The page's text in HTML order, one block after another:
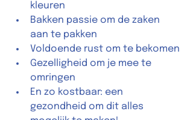
kleuren
Bakken passie om de zaken
aan te pakken
Voldoende rust om te bekomen
Gezelligheid om je mee te
omringen
En zo kostbaar: een
gezondheid om dit alles